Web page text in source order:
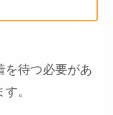
を待つ必要があ
。